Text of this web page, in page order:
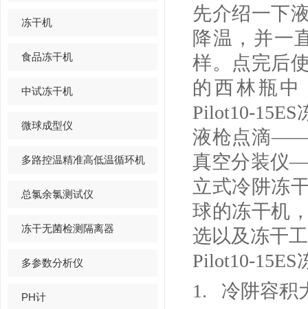
冻干机
食品冻干机
中试冻干机
微球成型仪
多路控温精准高低温循环机
总氯余氯测试仪
冻干无菌检测隔离器
多参数分析仪
PH计
先介绍一下
降温，并一
样。点完后
的西林瓶
Pilot10-15ES
液枪点滴
真空分装仪
立式冷阱冻
球的冻干机
选以及冻干
Pilot10-
1.
冷阱容积